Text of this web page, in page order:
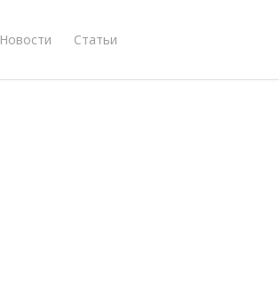
Новости Статьи